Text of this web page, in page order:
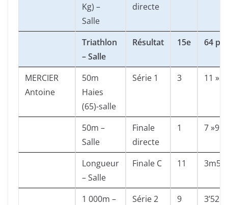
Kg) –
Salle
directe
Triathlon
– Salle
Résultat 15e 64 pts
MERCIER
Antoine
50m
Haies
(65)-salle
Série 1 3 11 »35
50m –
Salle
Finale
directe
1 7 »91
Longueur
– Salle
Finale C 11 3m57
1 000m –
Série 2 9 3’52